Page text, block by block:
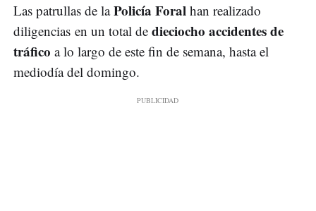
Las patrullas de laPolicía Foral han realizado
diligencias en un total de dieciocho accidentes de
tráfico a lo largo de este fin de semana, hasta el
mediodía del domingo.